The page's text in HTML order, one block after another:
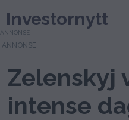
Investornytt
ANNONSE
Zelenskyj
intense